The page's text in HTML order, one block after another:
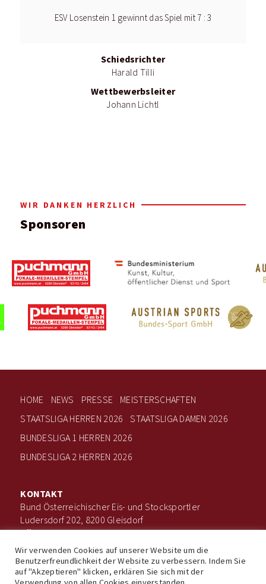
ESV Losenstein 1 gewinnt das Spiel mit 7 : 3
Schiedsrichter
Harald Tilli
Wettbewerbsleiter
Johann Lichtl
WIR DANKEN HERZLICH
Sponsoren
HOME NEWS PRESSE
MEISTERSCHAFTEN
STAATSLIGA HERREN 2026
STAATSLIGA DAMEN 2026
BUNDESLIGA 1 HERREN 2026
BUNDESLIGA 2 HERREN 2026
KONTAKT
Bund Österreichischer Eis- und Stocksportler
Ludersdorf 202, 8200 Gleisdorf
office@boee.at
+43 660 506 7203
Wir verwenden Cookies auf unserer Website um die
Benutzerfreundlichkeit der Website zu verbessern. Indem Sie
auf "Akzeptieren" klicken, erklären Sie sich mit der